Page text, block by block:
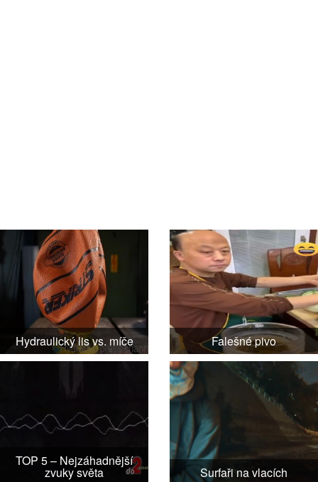
Hydraulický lis vs. míče Falešné pivo
TOP 5 – Nejzáhadnější
zvuky světa Surfaři na vlacích